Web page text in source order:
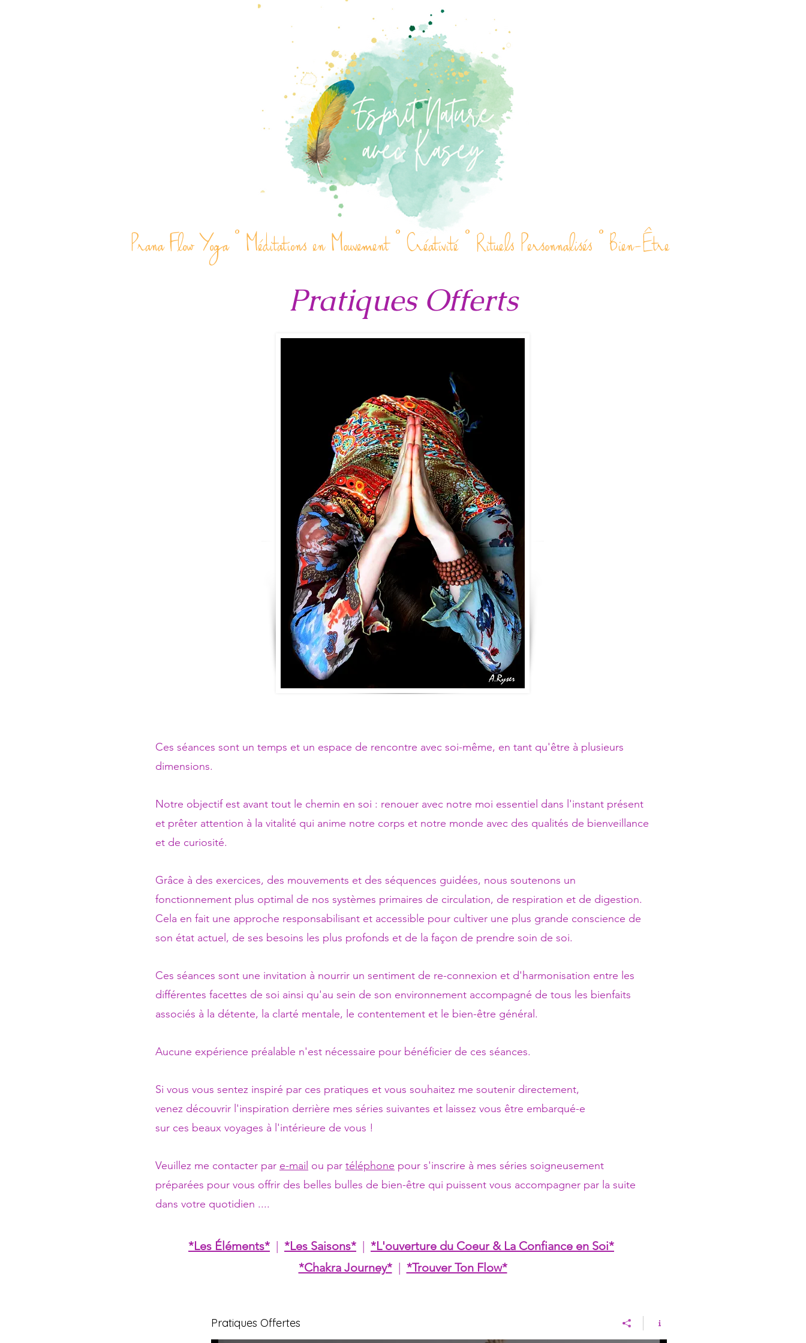
Prana Flow Yoga ° Méditations en Mouvement ° Créativité ° Rituels Personnalisés ° Bien-Être
Pratiques Offerts
Ces séances sont un temps et un espace de rencontre avec soi-même, en tant qu'être à plusieurs
dimensions. ​
Notre objectif est avant tout le chemin en soi : renouer avec notre moi essentiel dans l'instant présent
et prêter attention à la vitalité qui anime notre corps et notre monde avec des qualités de bienveillance
et de curiosité.
Grâce à des exercices, des mouvements et des séquences guidées, nous soutenons un
fonctionnement plus optimal de nos systèmes primaires de circulation, de respiration et de digestion.
Cela en fait une approche responsabilisant et accessible pour cultiver une plus grande conscience de
son état actuel, de ses besoins les plus profonds et de la façon de prendre soin de soi.
Ces séances sont une invitation à nourrir un sentiment de re-connexion et d'harmonisation entre les
différentes facettes de soi ainsi qu'au sein de son environnement accompagné de tous les bienfaits
associés à la détente, la clarté mentale, le contentement et le bien-être général.
Aucune expérience préalable n'est nécessaire pour bénéficier de ces séances. ​
Si vous vous sentez inspiré par ces pratiques et vous souhaitez me soutenir directement,
venez découvrir l'inspiration derrière mes séries suivantes et laissez vous être embarqué-e
sur ces beaux voyages à l'intérieure de vous !
Veuillez me contacter par e-mail ou par téléphone pour s'inscrire à mes séries soigneusement
préparées pour vous offrir des belles bulles de bien-être qui puissent vous accompagner par la suite
dans votre quotidien ....
*Les Éléments* | *Les Saisons* | *L'ouverture du Coeur & La Confiance en Soi*
*Chakra Journey*| *Trouver Ton Flow*
Pratiques Offertes